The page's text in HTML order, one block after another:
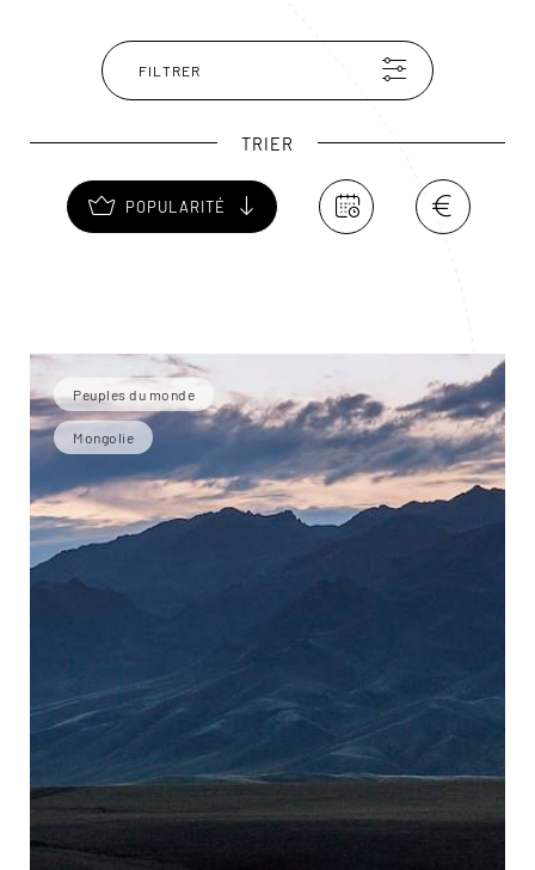
FILTRER
TRIER
POPULARITÉ
Peuples du monde
Mongolie